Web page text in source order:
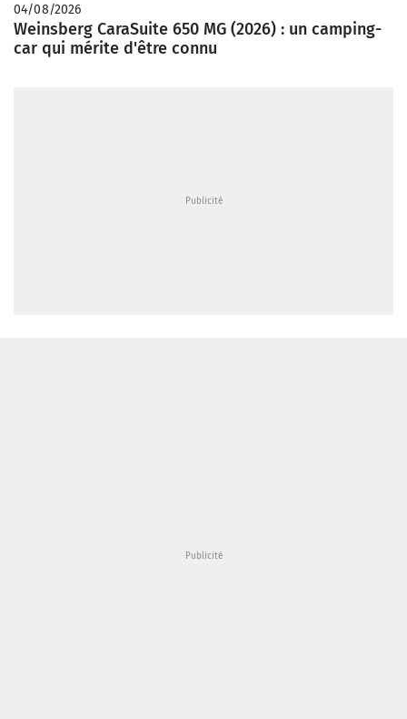
04/08/2026
Weinsberg CaraSuite 650 MG (2026) : un camping-
car qui mérite d'être connu